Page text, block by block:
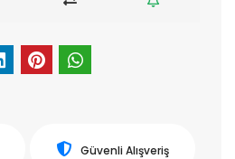
Güvenli Alışveriş